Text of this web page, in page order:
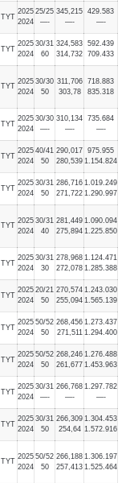
TYT
2025
2024
25/25
—-
345,215
—-
429.583
—-
TYT
2025
2024
30/31
60
324,583
314,732
592.439
709.433
TYT
2025
2024
30/30
50
311,706
303,78
718.883
835.318
TYT
2025
2024
30/30
—-
310,134
—-
735.684
—-
TYT
2025
2024
40/41
50
290,017
280,539
975.955
1.154.824
TYT
2025
2024
30/31
50
286,716
271,722
1.019.249
1.290.997
TYT
2025
2024
30/31
40
281,449
275,894
1.090.094
1.225.850
TYT
2025
2024
30/31
30
278,968
272,078
1.124.471
1.285.388
TYT
2025
2024
20/21
50
270,574
255,094
1.243.030
1.565.139
TYT
2025
2024
50/52
50
268,456
271,511
1.273.437
1.294.400
TYT
2025
2024
50/52
50
268,246
261,677
1.276.488
1.453.963
TYT
2025
2024
30/31
—-
266,768
—-
1.297.782
—-
TYT
2025
2024
30/31
50
266,309
254,64
1.304.453
1.572.916
TYT
2025
2024
50/52
50
266,188
257,413
1.306.197
1.525.464